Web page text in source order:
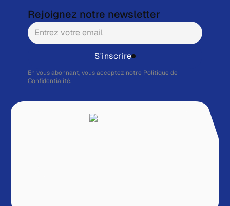
Rejoignez notre newsletter
S'inscrire
En vous abonnant, vous acceptez notre Politique de
Confidentialité.